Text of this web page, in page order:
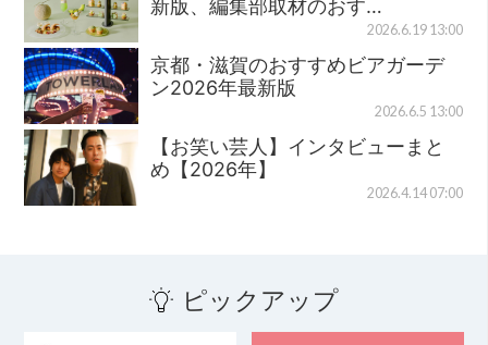
新版、編集部取材のおす…
2026.6.19 13:00
京都・滋賀のおすすめビアガーデ
ン2026年最新版
2026.6.5 13:00
【お笑い芸人】インタビューまと
め【2026年】
2026.4.14 07:00
ピックアップ